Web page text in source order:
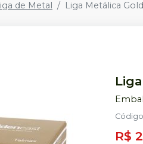
de Metal Liga Metálica
R$